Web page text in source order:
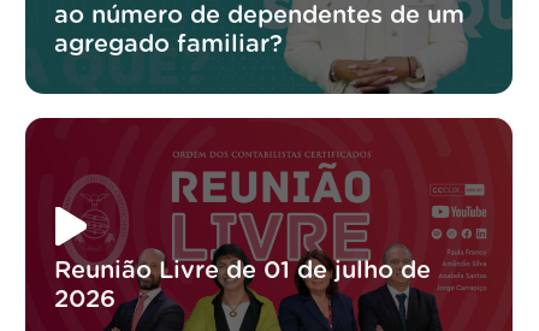
ao número de dependentes de um
agregado familiar?
Reunião Livre de 01 de julho de
2026